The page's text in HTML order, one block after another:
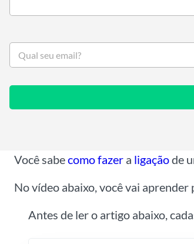
S
u
Você sabecomo fazer a ligaçãode
No vídeo abaixo, você vai aprender
Antes de ler o artigo abaixo,